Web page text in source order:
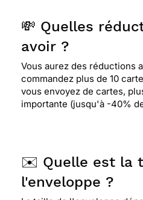
💸 Quelles
avoir ?
Vous aurez des réductions
commandez plus de 10
vous envoyez de cartes,
importante (jusqu'à -40%
✉️ Quelle est la
l'enveloppe ?